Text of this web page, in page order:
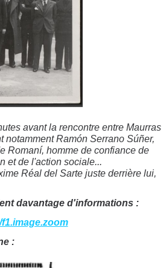
avant la rencontre entre Maurras
Ramón Serrano Súñer,
Romaní, homme de confiance de
et de l'action sociale...
Réal del Sarte juste derrière lui,
davantage d'informations :
: